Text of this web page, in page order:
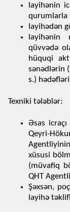
layihənin
qurumlarla
layihədən
layihənin
qüvvədə
hüquqi
sənədlərin
s.)
Texniki tələblər:
Əsas
Qeyri-
xüsusi
(müvafiq
QHT
Şəxsən,
layihə